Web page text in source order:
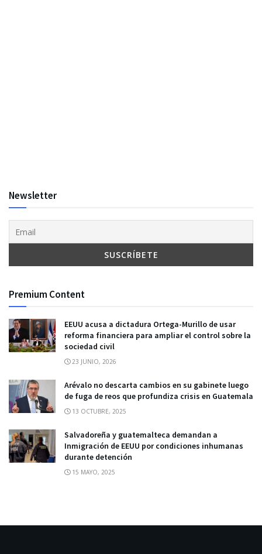
Newsletter
Premium Content
EEUU acusa a dictadura Ortega-Murillo de usar
reforma financiera para ampliar el control sobre la
sociedad civil
23 JUNIO, 2026
Arévalo no descarta cambios en su gabinete luego
de fuga de reos que profundiza crisis en Guatemala
13 OCTUBRE, 2025
Salvadoreña y guatemalteca demandan a
Inmigración de EEUU por condiciones inhumanas
durante detención
15 MAYO, 2025